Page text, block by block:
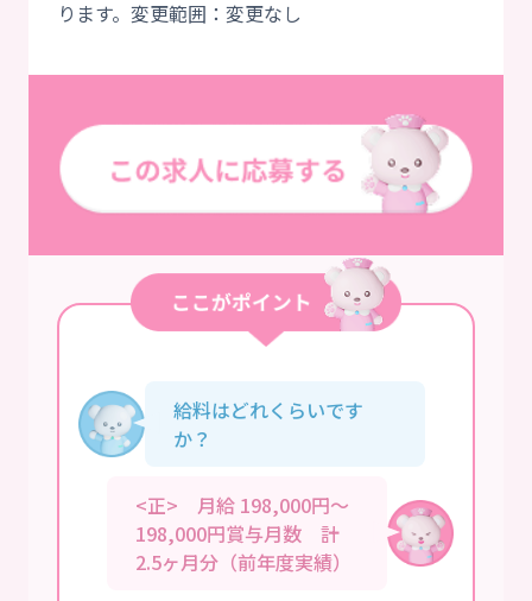
給料はどれくらいです
か？
<正> 月給 198,000円～
198,000円賞与月数 計
2.5ヶ月分（前年度実績）